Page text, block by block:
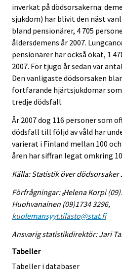
inverkat på dödsorsakerna:
sjukdom) har blivit den näst
bland pensionärer, 4 705
åldersdemens år 2007.
pensionärer har också ökat, 1
2007. För tjugo år sedan var
Den vanligaste dödsorsaken
fortfarande hjärtsjukdomar
tredje dödsfall.
År 2007 dog 116 personer som
dödsfall till följd av våld har
varierat i Finland mellan 100
åren har siffran legat omkring
Källa: Statistik över
Förfrågningar: tHelena Korpi
Huohvanainen (09)1734 3296,
kuolemansyyt.tilasto@stat.fi
Ansvarig statistikdirektör: Jari
Tabeller
Tabeller i databaser